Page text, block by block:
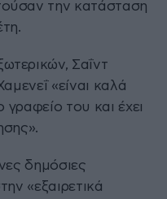
την κατάσταση
Σαΐντ
«είναι καλά
γραφείο του και έχει
δημόσιες
«εξαιρετικά